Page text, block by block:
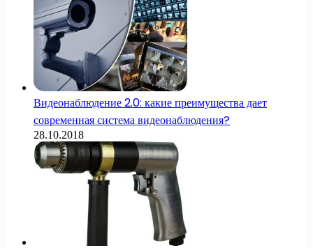
Видеонаблюдение 2.0: какие преимущества дает
современная система видеонаблюдения?
28.10.2018